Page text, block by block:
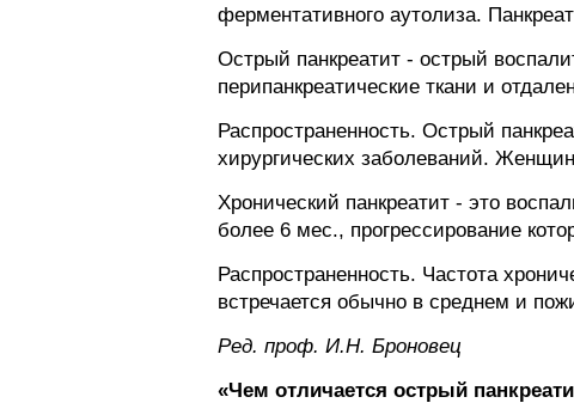
ферментативного аутолиза.
Острый панкреатит - острый
перипанкреатические ткани и
Распространенность. Острый
хирургических заболеваний.
Хронический панкреатит - это
более 6 мес., прогрессирование
Распространенность. Частота
встречается обычно в среднем и
Ред. проф. И.Н. Броновец
«Чем отличается острый